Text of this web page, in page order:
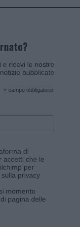
e ricevi le nostre
pubblicate
* campo obbligatorio
di
accetti che le
per
privacy
momento
pagina delle